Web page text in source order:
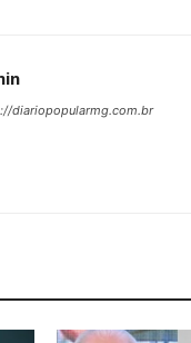
diariopopularmg.com.br